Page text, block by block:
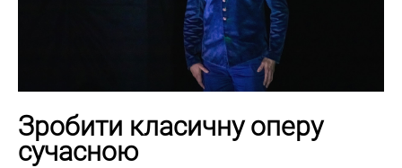
Зробити класичну оперу
сучасною